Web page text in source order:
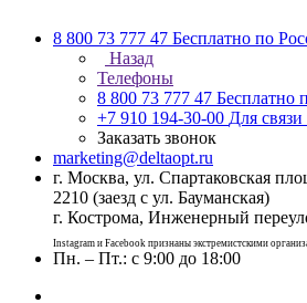
8 800 73 777 47 Бесплатно по
Назад
Телефоны
8 800 73 777 47 Бесплатно
+7 910 194-30-00 Для
Заказать звонок
marketing@deltaopt.ru
г. Москва, ул. Спартаковская
2210 (заезд с ул. Бауманская)
г. Кострома, Инженерный
Instagram и Facebook признаны экстремистскими
Пн. – Пт.: с 9:00 до 18:00